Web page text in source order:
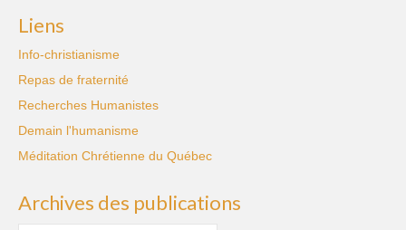
Liens
Info-christianisme
Repas de fraternité
Recherches Humanistes
Demain l'humanisme
Méditation Chrétienne du Québec
Archives des publications